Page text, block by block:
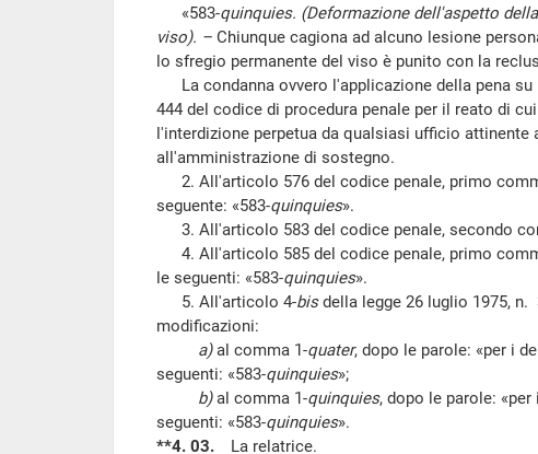
«583-quinquies. (Deformazione dell'aspetto
viso). – Chiunque cagiona ad alcuno lesione
lo sfregio permanente del viso è punito con la
La condanna ovvero l'applicazione della pena
444 del codice di procedura penale per il reato di
l'interdizione perpetua da qualsiasi ufficio attinente
all'amministrazione di sostegno.
2. All'articolo 576 del codice penale, primo
seguente: «583-quinquies».
3. All'articolo 583 del codice penale, secondo
4. All'articolo 585 del codice penale, primo
le seguenti: «583-quinquies».
5. All'articolo 4-bisdella legge 26 luglio 1975, n.
modificazioni:
a)al comma 1-quater, dopo le parole: «per i
seguenti: «583-quinquies»;
b)al comma 1-quinquies, dopo le parole:
seguenti: «583-quinquies».
**4. 03. La relatrice.